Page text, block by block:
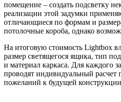
помещение – создать подсветку
реализации этой задумки
отличающиеся по формам и
потолочные короба, однако
На итоговую стоимость Lightbox
размер светящегося ящика, тип
и материал каркаса. Для каждого
проводят индивидуальный расчет
пожеланий к будущей